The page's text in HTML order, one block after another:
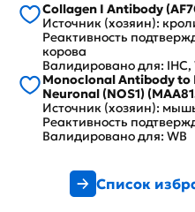
Collagen I Antibody
Источник (хозяин):
Реактивность
корова
Валидировано для: IHC,
Monoclonal Antibody to
Neuronal (NOS1)
Источник (хозяин):
Реактивность
Валидировано для: WB
Список